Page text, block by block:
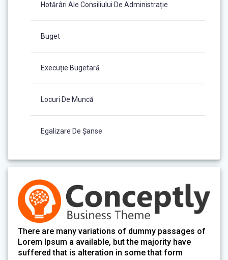
Hotărâri Ale Consiliului De Administrație
Buget
Execuție Bugetară
Locuri De Muncă
Egalizare De Șanse
There are many variations of dummy passages of
Lorem Ipsum a available, but the majority have
suffered that is alteration in some that form